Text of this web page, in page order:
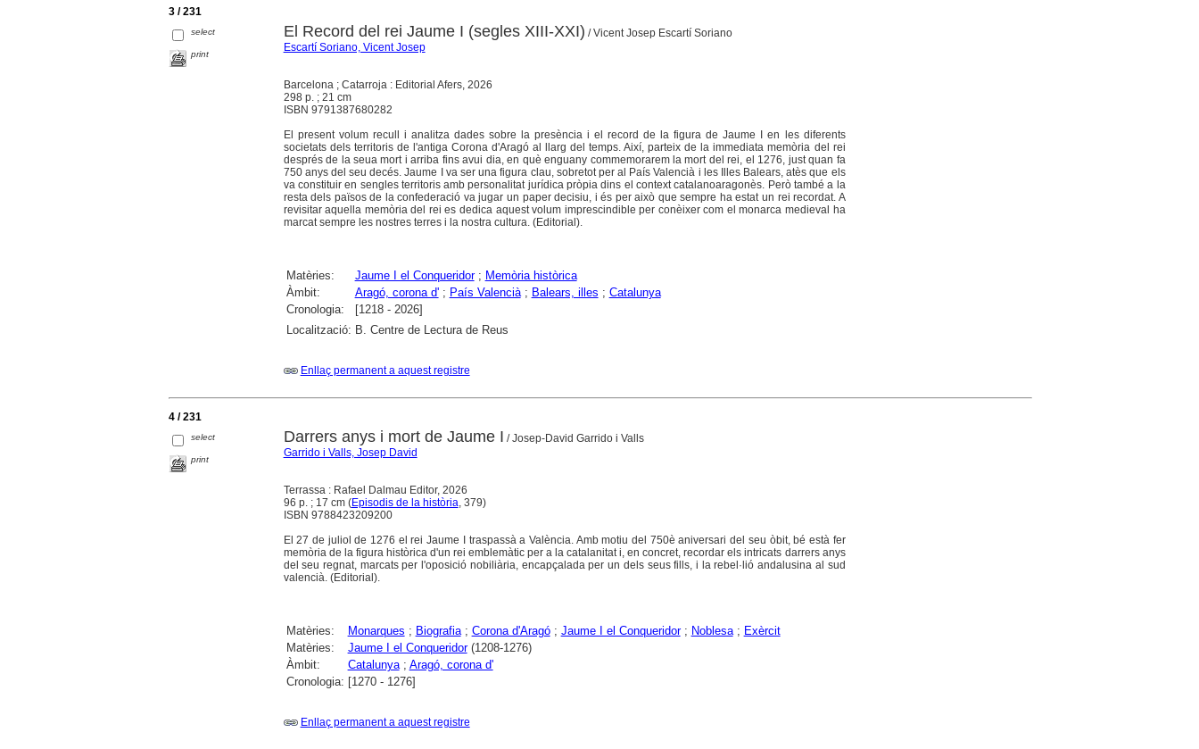
3 / 231
select
print
El Record del rei Jaume I (segles XIII-XXI) / Vicent Josep Escartí Soriano
Escartí Soriano, Vicent Josep
Barcelona ; Catarroja : Editorial Afers, 2026
298 p. ; 21 cm
ISBN 9791387680282
El present volum recull i analitza dades sobre la presència i el record de la figura de Jaume I en les diferents
societats dels territoris de l'antiga Corona d'Aragó al llarg del temps. Així, parteix de la immediata memòria del rei
després de la seua mort i arriba fins avui dia, en què enguany commemorarem la mort del rei, el 1276, just quan fa
750 anys del seu decés. Jaume I va ser una figura clau, sobretot per al País Valencià i les Illes Balears, atès que els
va constituir en sengles territoris amb personalitat jurídica pròpia dins el context catalanoaragonès. Però també a la
resta dels països de la confederació va jugar un paper decisiu, i és per això que sempre ha estat un rei recordat. A
revisitar aquella memòria del rei es dedica aquest volum imprescindible per conèixer com el monarca medieval ha
marcat sempre les nostres terres i la nostra cultura. (Editorial).
Matèries: Jaume I el Conqueridor; Memòria històrica
Àmbit:
Aragó, corona d'; País Valencià; Balears, illes ; Catalunya
Cronologia:
[1218 - 2026]
Localització: B. Centre de Lectura de Reus
Enllaç permanent a aquest registre
4 / 231
select
print
Darrers anys i mort de Jaume I / Josep-David Garrido i Valls
Garrido i Valls, Josep David
Terrassa : Rafael Dalmau Editor, 2026
96 p. ; 17 cm (Episodis de la història, 379)
ISBN 9788423209200
El 27 de juliol de 1276 el rei Jaume I traspassà a València. Amb motiu del 750è aniversari del seu òbit, bé està fer
memòria de la figura històrica d'un rei emblemàtic per a la catalanitat i, en concret, recordar els intricats darrers anys
del seu regnat, marcats per l'oposició nobiliària, encapçalada per un dels seus fills, i la rebel·lió andalusina al sud
valencià. (Editorial).
Matèries: Monarques ; Biografia; Corona d'Aragó; Jaume I el Conqueridor; Noblesa; Exèrcit
Matèries:
Jaume I el Conqueridor(1208-1276)
Àmbit:
Catalunya; Aragó, corona d'
Cronologia: [1270 - 1276]
Enllaç permanent a aquest registre